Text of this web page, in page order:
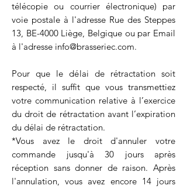
télécopie ou courrier électronique) par
voie postale à l'adresse Rue des Steppes
13, BE-4000 Liège, Belgique ou par Email
à l'adresse info@brasseriec.com.
Pour que le délai de rétractation soit
respecté, il suffit que vous transmettiez
votre communication relative à l’exercice
du droit de rétractation avant l’expiration
du délai de rétractation.
*Vous avez le droit d'annuler votre
commande jusqu'à 30 jours après
réception sans donner de raison. Après
l'annulation, vous avez encore 14 jours